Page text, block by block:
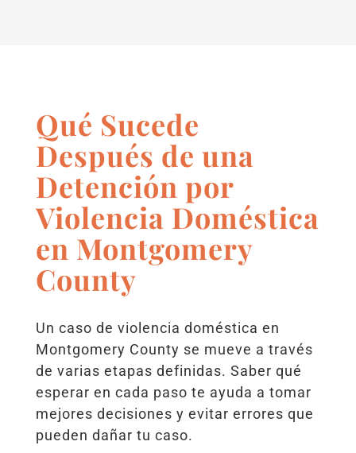
Qué Sucede
Después de una
Detención por
Violencia Doméstica
en Montgomery
County
Un caso de violencia doméstica en
Montgomery County se mueve a través
de varias etapas definidas. Saber qué
esperar en cada paso te ayuda a tomar
mejores decisiones y evitar errores que
pueden dañar tu caso.